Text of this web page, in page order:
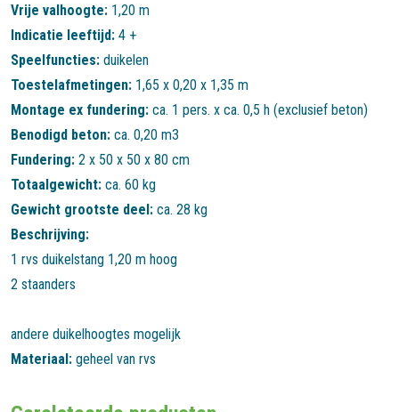
Vrije valhoogte: 1,20 m
Indicatie leeftijd: 4 +
Speelfuncties: duikelen
Toestelafmetingen: 1,65 x 0,20 x 1,35 m
Montage ex fundering: ca. 1 pers. x ca. 0,5 h (exclusief beton)
Benodigd beton: ca. 0,20 m3
Fundering: 2 x 50 x 50 x 80 cm
Totaalgewicht: ca. 60 kg
Gewicht grootste deel: ca. 28 kg
Beschrijving:
1 rvs duikelstang 1,20 m hoog
2 staanders
andere duikelhoogtes mogelijk
Materiaal: geheel van rvs